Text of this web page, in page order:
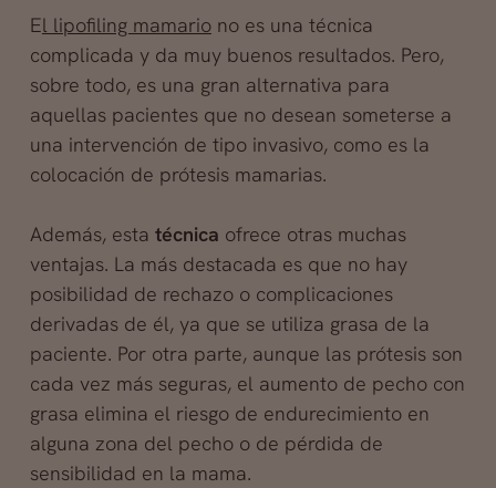
El lipofiling mamariono es una técnica
complicada y da muy buenos resultados. Pero,
sobre todo, es una gran alternativa para
aquellas pacientes que no desean someterse a
una intervención de tipo invasivo, como es la
colocación de prótesis mamarias.
Además, esta técnica ofrece otras muchas
ventajas. La más destacada es que no hay
posibilidad de rechazo o complicaciones
derivadas de él, ya que se utiliza grasa de la
paciente. Por otra parte, aunque las prótesis son
cada vez más seguras, el aumento de pecho con
grasa elimina el riesgo de endurecimiento en
alguna zona del pecho o de pérdida de
sensibilidad en la mama.